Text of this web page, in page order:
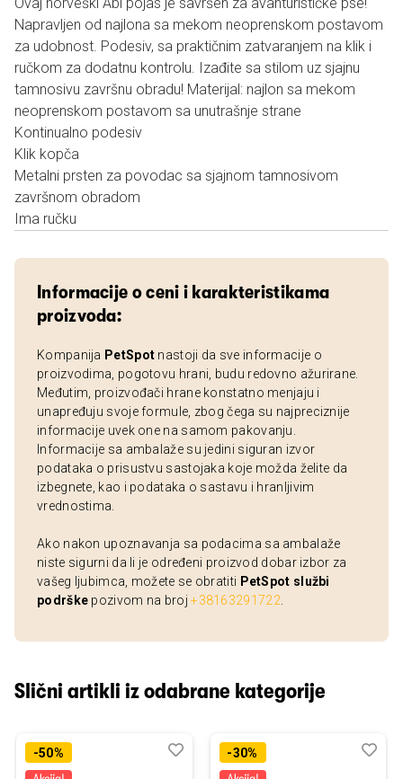
Napravljen od najlona sa mekom neoprenskom postavom
za udobnost. Podesiv, sa praktičnim zatvaranjem na klik i
ručkom za dodatnu kontrolu. Izađite sa stilom uz sjajnu
tamnosivu završnu obradu! Materijal: najlon sa mekom
neoprenskom postavom sa unutrašnje strane
Kontinualno podesiv
Klik kopča
Metalni prsten za povodac sa sjajnom tamnosivom
završnom obradom
Ima ručku
Informacije o ceni i karakteristikama
proizvoda:
Kompanija PetSpot nastoji da sve informacije o
proizvodima, pogotovu hrani, budu redovno ažurirane.
Međutim, proizvođači hrane konstatno menjaju i
unapređuju svoje formule, zbog čega su najpreciznije
informacije uvek one na samom pakovanju.
Informacije sa ambalaže su jedini siguran izvor
podataka o prisustvu sastojaka koje možda želite da
izbegnete, kao i podataka o sastavu i hranljivim
vrednostima.
Ako nakon upoznavanja sa podacima sa ambalaže
niste sigurni da li je određeni proizvod dobar izbor za
vašeg ljubimca, možete se obratiti PetSpot službi
podrške pozivom na broj+38163291722
Slični artikli iz odabrane kategorije
-50%
Dodaj
Uporedi-30%